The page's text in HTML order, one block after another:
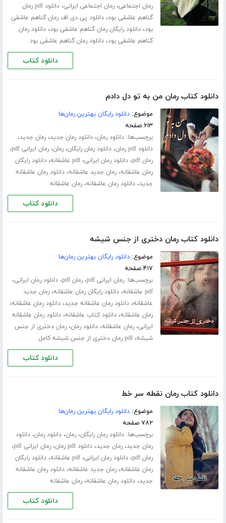
رمان اجتماعی،رمان اجتماعی ایرانی،
دانلود pdf رمان
گناهم عاشقی بود،دانلود پی دی اف رمان گناهم عاشقی
بود،دانلود رایگان رمان گناهم عاشقی بود،دانلود رمان
گناهم عاشقی بود،دانلود رمان گناهم عاشقی بود
دانلود کتاب
دانلود کتاب رمان من به تو دل دادم
موضوع:دانلود رایگان بهترین رمان‌ها
۶۱۳ صفحه
برچسب‌ها:دانلود رمان،دانلود رمان جدید،رمان جدید،
دانلود pdf رمان ،دانلود رمان رایگان،رمان،رمان ایرانی pdf ،
رمان pdf ،دانلود رمان ایرانی،pdf عاشقانه ،دانلود رایگان
رمان عاشقانه،رمان جدید عاشقانه،دانلود رمان عاشقانه
جدید،دانلود رمان عاشقانه،رمان عاشقانه
دانلود کتاب
دانلود کتاب رمان دختری از جنس شیشه
موضوع:دانلود رایگان بهترین رمان‌ها
۴۱۷ صفحه
برچسب‌ها:رمان ایرانی pdf ،رمان pdf ،دانلود رمان ایرانی،
pdf عاشقانه ،دانلود رایگان رمان عاشقانه،رمان جدید
عاشقانه،دانلود رمان عاشقانه جدید،دانلود رمان عاشقانه،
رمان عاشقانه،دانلود کتاب عاشقانه،دانلود رمان عاشقانه
ایرانی،رمان عاشقانه،دانلود رمان،رمان دختری از جنس
شیشه،pdf رمان دختری از جنس شیشه کامل
دانلود کتاب
دانلود کتاب رمان نقطه سر خط
موضوع:دانلود رایگان بهترین رمان‌ها
۷۸۲ صفحه
برچسب‌ها:دانلود رمان رایگان،رمان،دانلود رمان،دانلود
رمان جدید،رمان جدید،دانلود pdf رمان ،رمان ایرانی pdf ،
رمان pdf ،دانلود رمان ایرانی،pdf عاشقانه ،دانلود رایگان
رمان عاشقانه،رمان جدید عاشقانه،دانلود رمان عاشقانه
جدید،دانلود رمان عاشقانه،رمان عاشقانه
دانلود کتاب